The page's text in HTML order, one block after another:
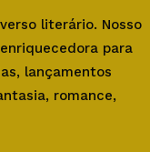
literário. Nosso
para
lançamentos
romance,